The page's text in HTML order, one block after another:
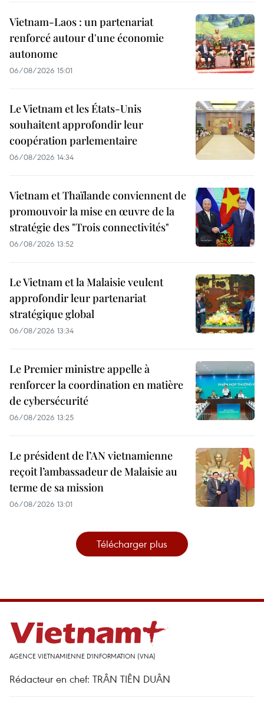
Vietnam-Laos : un partenariat
renforcé autour d'une économie
autonome
06/08/2026 15:01
Le Vietnam et les États-Unis
souhaitent approfondir leur
coopération parlementaire
06/08/2026 14:34
Vietnam et Thaïlande conviennent de
promouvoir la mise en œuvre de la
stratégie des "Trois connectivités"
06/08/2026 13:52
Le Vietnam et la Malaisie veulent
approfondir leur partenariat
stratégique global
06/08/2026 13:34
Le Premier ministre appelle à
renforcer la coordination en matière
de cybersécurité
06/08/2026 13:25
Le président de l’AN vietnamienne
reçoit l’ambassadeur de Malaisie au
terme de sa mission
06/08/2026 13:01
Télécharger plus
AGENCE VIETNAMIENNE D'INFORMATION (VNA)
Rédacteur en chef: TRÂN TIÊN DUÂN